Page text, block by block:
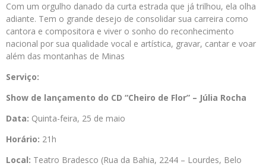
Com um orgulho danado da curta estrada que já trilhou, ela olha
adiante. Tem o grande desejo de consolidar sua carreira como
cantora e compositora e viver o sonho do reconhecimento
nacional por sua qualidade vocal e artística, gravar, cantar e voar
além das montanhas de Minas
Serviço:
Show de lançamento do CD “Cheiro de Flor” – Júlia Rocha
Data: Quinta-feira, 25 de maio
Horário: 21h
Local: Teatro Bradesco (Rua da Bahia, 2244 – Lourdes, Belo